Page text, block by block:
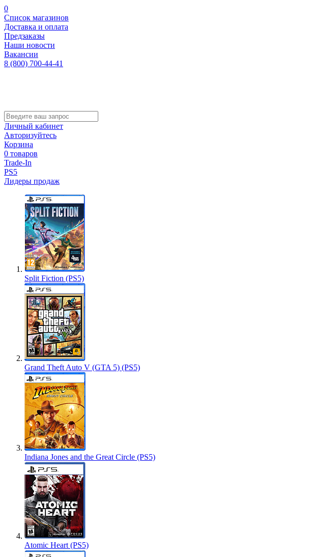
0
Список магазинов
Доставка и оплата
Предзаказы
Наши новости
Вакансии
8 (800) 700-44-41
Личный кабинет
Авторизуйтесь
Корзина
0 товаров
Trade-In
PS5
Лидеры продаж
Split Fiction (PS5)
Grand Theft Auto V (GTA 5) (PS5)
Indiana Jones and the Great Circle (PS5)
Atomic Heart (PS5)